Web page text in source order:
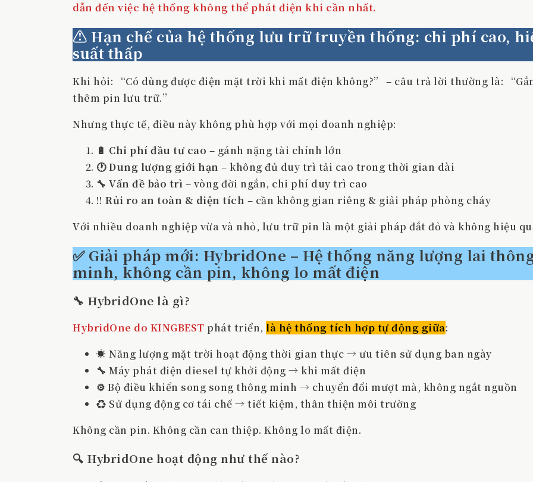
dẫn đến việc hệ thống không thể phát điện khi cần nhất.
⚠️ Hạn chế của hệ thống lưu trữ truyền thống: chi phí cao,
suất thấp
Khi hỏi: “Có dùng được điện mặt trời khi mất điện không?” – câu trả lời thường là:
thêm pin lưu trữ.”
Nhưng thực tế, điều này không phù hợp với mọi doanh nghiệp:
🔋 Chi phí đầu tư cao – gánh nặng tài chính lớn
🕐Dung lượng giới hạn – không đủ duy trì tải cao trong thời gian dài
🔧 Vấn đề bảo trì – vòng đời ngắn, chi phí duy trì cao
‼️ Rủi ro an toàn & diện tích – cần không gian riêng & giải pháp phòng cháy
Với nhiều doanh nghiệp vừa và nhỏ, lưu trữ pin là một giải pháp đắt đỏ và không hiệu
✅ Giải pháp mới: HybridOne – Hệ thống năng lượng lai
minh, không cần pin, không lo mất điện
🔧 HybridOne là gì?
HybridOne do KINGBEST phát triển, là hệ thống tích hợp tự động giữa:
☀️ Năng lượng mặt trời hoạt động thời gian thực → ưu tiên sử dụng ban ngày
🔧 Máy phát điện diesel tự khởi động → khi mất điện
⚙️ Bộ điều khiển song song thông minh → chuyển đổi mượt mà, không ngắt nguồn
♻️ Sử dụng động cơ tái chế → tiết kiệm, thân thiện môi trường
Không cần pin. Không cần can thiệp. Không lo mất điện.
🔍 HybridOne hoạt động như thế nào?